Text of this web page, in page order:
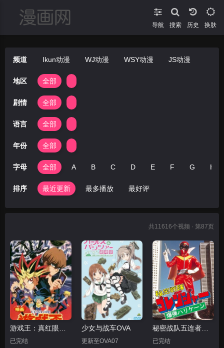
导航 搜索 换肤
频道 Ikun动漫 WJ动漫 WSY动漫 JS动漫
地区 全部
剧情 全部
语言 全部
年份 全部
字母 全部 A B C D E F G H
排序 最近更新 最多播放 最好评
共11616个视频 · 第87页
游戏王：真红眼黑龙
已完结
少女与战车OVA
更新至OVA07
秘密战队五连者：炸弹旋风
已完结